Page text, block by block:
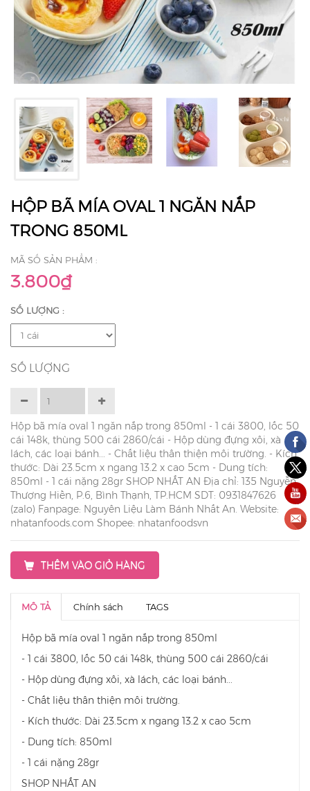
HỘP BÃ MÍA OVAL 1 NGĂN NẮP
TRONG 850ML
MÃ SỐ SẢN PHẨM :
3.800₫
SỐ LƯỢNG :
SỐ LƯỢNG
Hộp bã mía oval 1 ngăn nắp trong 850ml - 1 cái 3800, lốc 50
cái 148k, thùng 500 cái 2860/cái - Hộp dùng đựng xôi, xà
lách, các loại bánh... - Chất liệu thân thiện môi trường. - Kích
thước: Dài 23.5cm x ngang 13.2 x cao 5cm - Dung tích:
850ml - 1 cái nặng 28gr SHOP NHẤT AN Địa chỉ: 135 Nguyễn
Thượng Hiền, P.6, Bình Thạnh, TP.HCM SDT: 0931847626
(zalo) Fanpage: Nguyên Liệu Làm Bánh Nhất An. Website:
nhatanfoods.com Shopee: nhatanfoodsvn
THÊM VÀO GIỎ HÀNG
MÔ TẢ Chính sách TAGS
Hộp bã mía oval 1 ngăn nắp trong 850ml
- 1 cái 3800, lốc 50 cái 148k, thùng 500 cái 2860/cái
- Hộp dùng đựng xôi, xà lách, các loại bánh...
- Chất liệu thân thiện môi trường.
- Kích thước: Dài 23.5cm x ngang 13.2 x cao 5cm
- Dung tích: 850ml
- 1 cái nặng 28gr
SHOP NHẤT AN